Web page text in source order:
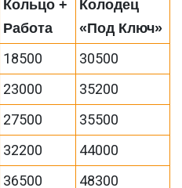
Кольцо +
Работа
Колодец
«Под Ключ»
18500
30500
23000
35200
27500
35500
32200
44000
36500
48300